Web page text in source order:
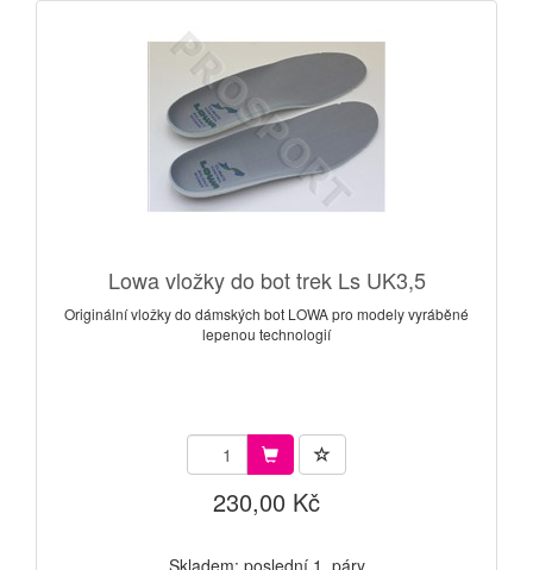
Lowa vložky do bot trek Ls UK3,5
Originální vložky do dámských bot LOWA pro modely vyráběné
lepenou technologií
230,00 Kč
Skladem: poslední 1 páry